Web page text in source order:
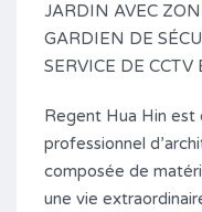
JARDIN AVEC
GARDIEN DE
SERVICE DE
Regent Hua Hin est
professionnel
composée de
une vie